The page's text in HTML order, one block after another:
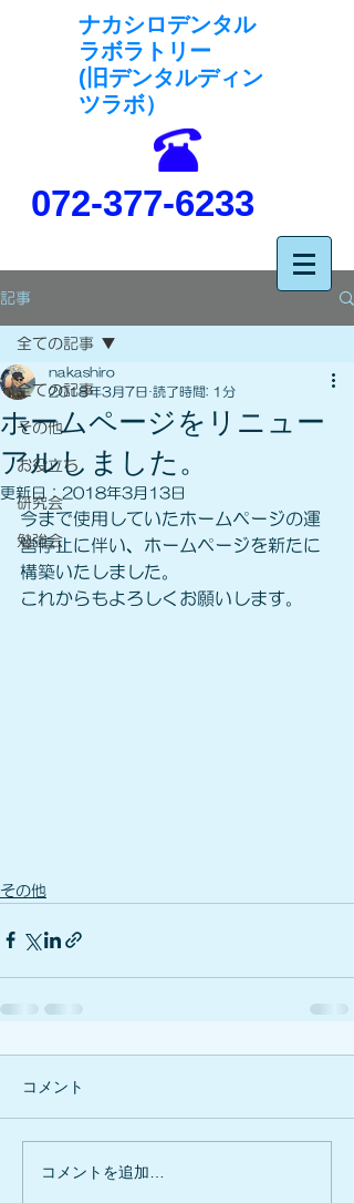
ナカシロデンタル
ラボラトリー
(旧デンタルディン
ツラボ）
072-377-6233
記事
全ての記事
その他
お役立ち
研究会
勉強会
全ての記事
ホームページをリニュー
アルしました。
nakashiro
2018年3月7日 読了時間: 1分
更新日： 2018年3月13日
今まで使用していたホームページの運
営停止に伴い、ホームページを新たに
構築いたしました。
これからもよろしくお願いします。
その他
コメント
コメントを追加…